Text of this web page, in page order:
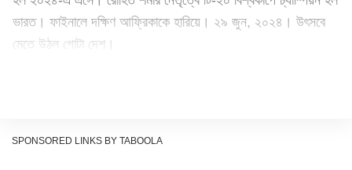
ভারত। ফাইনালে দক্ষিণ আফ্রিকাকে হারিয়ে। ২৯ জুন, ২০২৪। উৎসবে
মেতে উঠল গোটা দেশ।
SPONSORED LINKS BY TABOOLA